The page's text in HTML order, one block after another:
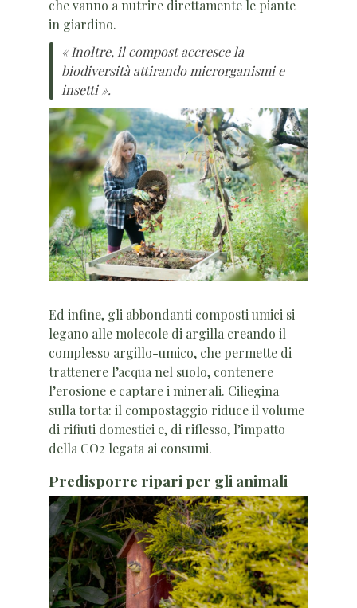
che vanno a nutrire direttamente le piante
in giardino.
« Inoltre, il compost accresce la
biodiversità attirando microrganismi e
insetti ».
Ed infine, gli abbondanti composti umici si
legano alle molecole di argilla creando il
complesso argillo-umico, che permette di
trattenere l’acqua nel suolo, contenere
l’erosione e captare i minerali. Ciliegina
sulla torta: il compostaggio riduce il volume
di rifiuti domestici e, di riflesso, l’impatto
della CO2 legata ai consumi.
Predisporre ripari per gli animali